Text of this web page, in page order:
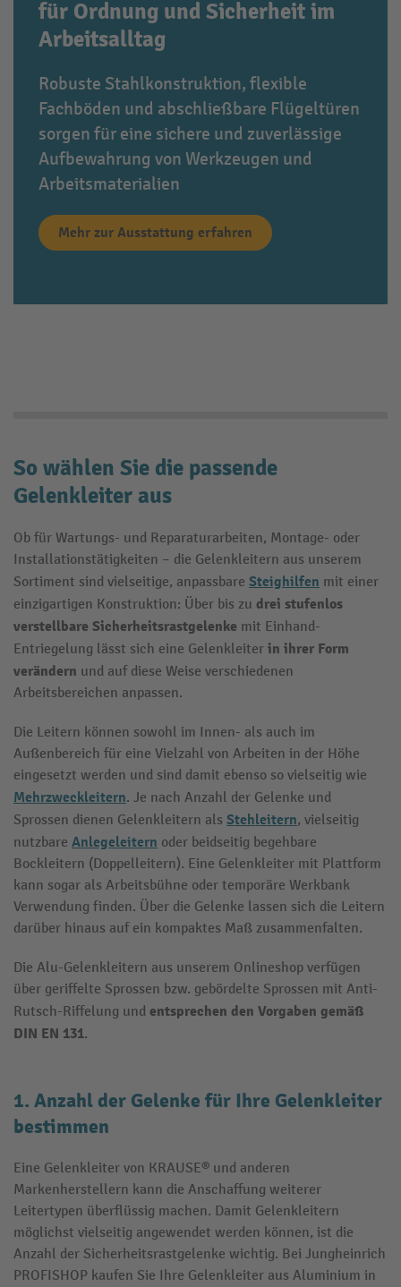
für Ordnung und Sicherheit im
Arbeitsalltag
Robuste Stahlkonstruktion, flexible
Fachböden und abschließbare Flügeltüren
sorgen für eine sichere und zuverlässige
Aufbewahrung von Werkzeugen und
Arbeitsmaterialien
Mehr zur Ausstattung erfahren
So wählen Sie die passende
Gelenkleiter aus
Ob für Wartungs- und Reparaturarbeiten, Montage- oder
Installationstätigkeiten – die Gelenkleitern aus unserem
Sortiment sind vielseitige, anpassbare Steighilfen mit einer
einzigartigen Konstruktion: Über bis zu drei stufenlos
verstellbare Sicherheitsrastgelenke mit Einhand-
Entriegelung lässt sich eine Gelenkleiter in ihrer Form
verändern und auf diese Weise verschiedenen
Arbeitsbereichen anpassen.
Die Leitern können sowohl im Innen- als auch im
Außenbereich für eine Vielzahl von Arbeiten in der Höhe
eingesetzt werden und sind damit ebenso so vielseitig wie
Mehrzweckleitern. Je nach Anzahl der Gelenke und
Sprossen dienen Gelenkleitern als Stehleitern, vielseitig
nutzbare Anlegeleitern oder beidseitig begehbare
Bockleitern (Doppelleitern). Eine Gelenkleiter mit Plattform
kann sogar als Arbeitsbühne oder temporäre Werkbank
Verwendung finden. Über die Gelenke lassen sich die Leitern
darüber hinaus auf ein kompaktes Maß zusammenfalten.
Die Alu-Gelenkleitern aus unserem Onlineshop verfügen
über geriffelte Sprossen bzw. gebördelte Sprossen mit Anti-
Rutsch-Riffelung und entsprechen den Vorgaben gemäß
DIN EN 131.
1. Anzahl der Gelenke für Ihre Gelenkleiter
bestimmen
Eine Gelenkleiter von KRAUSE® und anderen
Markenherstellern kann die Anschaffung weiterer
Leitertypen überflüssig machen. Damit Gelenkleitern
möglichst vielseitig angewendet werden können, ist die
Anzahl der Sicherheitsrastgelenke wichtig. Bei Jungheinrich
PROFISHOP kaufen Sie Ihre Gelenkleiter aus Aluminium in